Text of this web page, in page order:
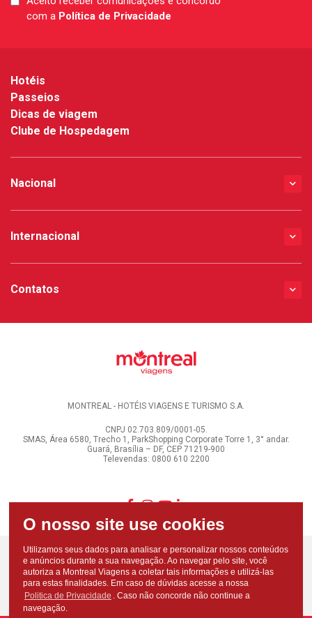
LGPD
com a Política de Privacidade
Hotéis
Passeios
Dicas de viagem
Clube de Hospedagem
Nacional
Internacional
Contatos
MONTREAL - HOTÉIS VIAGENS E TURISMO S.A.
CNPJ 02.703.809/0001-05.
SMAS, Área 6580, Trecho 1, ParkShopping Corporate Torre 1, 3° andar.
Guará, Brasília – DF, CEP 71219-900
Televendas: 0800 610 2200
Utilizamos seus dados para analisar e personalizar nossos conteúdos
e anúncios durante a sua navegação. Ao navegar pelo site, você
autoriza a Montreal Viagens a coletar tais informações e utilizá-las
para estas finalidades. Em caso de dúvidas acesse a nossa
Politica de Privacidade . Caso não concorde não continue a
navegação.